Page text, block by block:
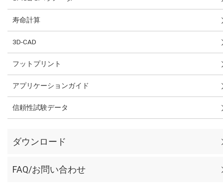
寿命計算
3D-CAD
フットプリント
アプリケーションガイド
信頼性試験データ
ダウンロード
FAQ/お問い合わせ